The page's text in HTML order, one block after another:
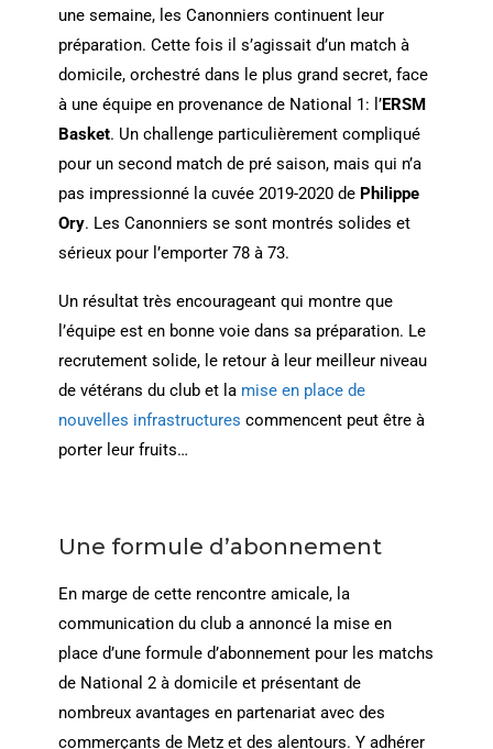
une semaine, les Canonniers continuent leur
préparation. Cette fois il s’agissait d’un match à
domicile, orchestré dans le plus grand secret, face
à une équipe en provenance de National 1: l’ERSM
Basket. Un challenge particulièrement compliqué
pour un second match de pré saison, mais qui n’a
pas impressionné la cuvée 2019-2020 de Philippe
Ory. Les Canonniers se sont montrés solides et
sérieux pour l’emporter 78 à 73.
Un résultat très encourageant qui montre que
l’équipe est en bonne voie dans sa préparation. Le
recrutement solide, le retour à leur meilleur niveau
de vétérans du club et la mise en place de
nouvelles infrastructures commencent peut être à
porter leur fruits…
Une formule d’abonnement
En marge de cette rencontre amicale, la
communication du club a annoncé la mise en
place d’une formule d’abonnement pour les matchs
de National 2 à domicile et présentant de
nombreux avantages en partenariat avec des
commerçants de Metz et des alentours. Y adhérer